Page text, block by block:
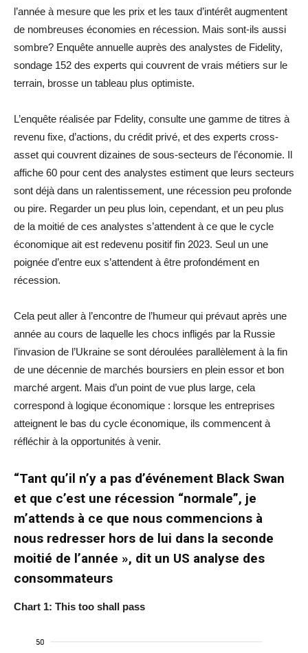
l’année à mesure que les prix et les taux d’intérêt augmentent
de nombreuses économies en récession. Mais sont-ils aussi
sombre? Enquête annuelle auprès des analystes de Fidelity,
sondage 152 des experts qui couvrent de vrais métiers sur le
terrain, brosse un tableau plus optimiste.
L’enquête réalisée par Fdelity, consulte une gamme de titres à
revenu fixe, d’actions, du crédit privé, et des experts cross-
asset qui couvrent dizaines de sous-secteurs de l’économie. Il
affiche 60 pour cent des analystes estiment que leurs secteurs
sont déjà dans un ralentissement, une récession peu profonde
ou pire. Regarder un peu plus loin, cependant, et un peu plus
de la moitié de ces analystes s’attendent à ce que le cycle
économique ait est redevenu positif fin 2023. Seul un une
poignée d’entre eux s’attendent à être profondément en
récession.
Cela peut aller à l’encontre de l’humeur qui prévaut après une
année au cours de laquelle les chocs infligés par la Russie
l’invasion de l’Ukraine se sont déroulées parallèlement à la fin
de une décennie de marchés boursiers en plein essor et bon
marché argent. Mais d’un point de vue plus large, cela
correspond à logique économique : lorsque les entreprises
atteignent le bas du cycle économique, ils commencent à
réfléchir à la opportunités à venir.
“Tant qu’il n’y a pas d’événement Black Swan
et que c’est une récession “normale”, je
m’attends à ce que nous commencions à
nous redresser hors de lui dans la seconde
moitié de l’année », dit un US analyse des
consommateurs
Chart 1: This too shall pass